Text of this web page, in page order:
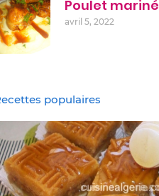
Poulet mariné
avril 5, 2022
populaires